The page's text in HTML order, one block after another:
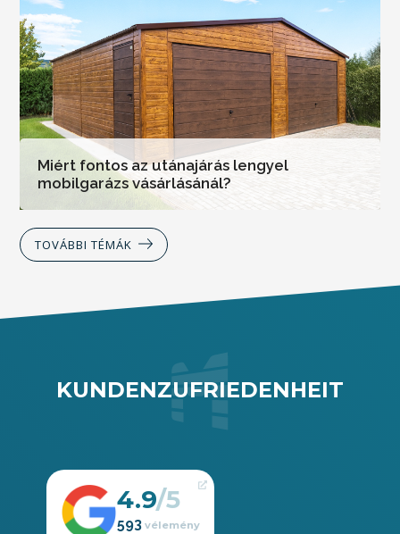
Miért fontos az utánajárás lengyel
mobilgarázs vásárlásánál?
TOVÁBBI TÉMÁK
KUNDENZUFRIEDENHEIT
4.9
593